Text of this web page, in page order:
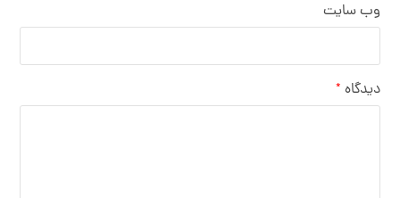
وب‌ سایت
دیدگاه *